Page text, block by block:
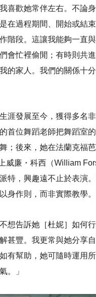
喜歡她常伴左右。不論
在過程期間、開始或結
階段。這讓我能夠一直
會忙裡偷閒；有時則共
的家人。我們的關係十分
涯發展至今，獲得多名
首位舞蹈老師把舞蹈室
；後來，她在法蘭克福
威廉・科西（William
特，興趣遠不止於表演
身作則，而非實際教學。
想告訴她［杜妮］如何
甚豐。我更常與她分享
有幫助，她可隨時運用
。」